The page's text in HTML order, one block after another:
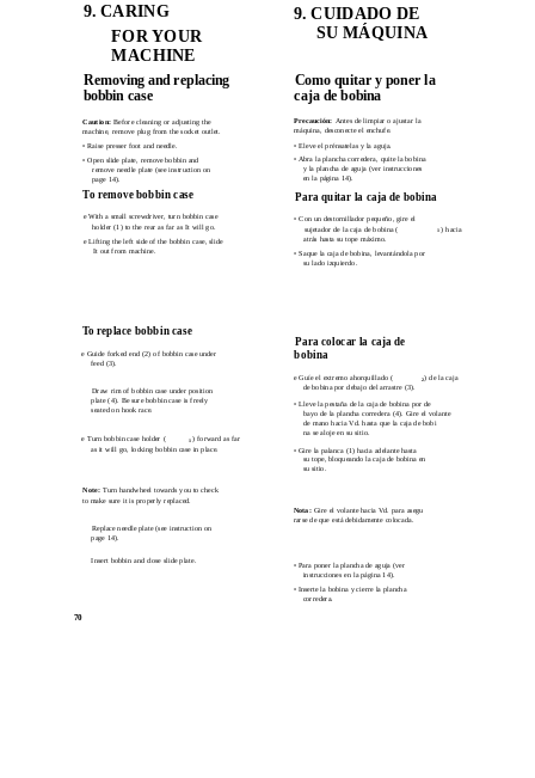
9. CARING
FOR YOUR
MACHINE
Removing and replacing
bobbin case
Caution:Before cleaning or adjusting the
machine, remove plug from the socket outlet.
• Raise presser foot and needle.
• Open slide plate, remove bobbin and
remove needle plate (see instruction on
page 14).
To remove bobbin case
e With a small screwdriver, turn bobbin case
holder (1) to the rear as far as It will go.
e Lifting the left side of the bobbin case, slide
It out from machine.
To replace bobbin case
e Guide forked end (2) of bobbin case under
feed (3).
Draw rim of bobbin case under position
plate (4). Be sure bobbin case is freely
seated on hook race.
e Turn bobbin case holder ( 1 ) forward as far
as it will go, locking bobbin case in place.
Note: Turn handwheel towards you to check
to make sure it is properly replaced.
Replace needle plate (see instruction on
page 14).
Insert bobbin and close slide plate.
9. CUIDADO DE
SU MÁQUINA
Como quitar y poner la
caja de bobina
Precaución: Antes de limpiar o ajustar la
máquina, desconecte el enchufe.
• Eleve el prénsatelas y la aguja.
• Abra la plancha corredera, quite la bobina
y la plancha de aguja (ver instrucciones
en la página 14).
Para quitar la caja de bobina
• Con un destornillador pequeño, gire el
sujetador de la caja de bobina ( 1 ) hacia
atrás hasta su tope máximo.
• Saque la caja de bobina, levantándola por
su lado izquierdo.
Para colocar la caja de
bobina
e Guíe el extremo ahorquillado ( 2) de la caja
de bobina por debajo del arrastre (3).
• Lleve la pestaña de la caja de bobina por de
bayo de la plancha corredera (4). Gire el volante
de mano hacia Vd. hasta que la caja de bobi­
na se aloje en su sitio.
• Gire la palanca (1) hacia adelante hasta
su tope, bloqueando la caja de bobina en
su sitio.
Nota: Gire el volante hacia Vd. para asegu­
rarse de que está debidamente colocada.
• Para poner la plancha de aguja (ver
instrucciones en la página 14).
• Inserte la bobina y cierre la plancha
corredera.
70